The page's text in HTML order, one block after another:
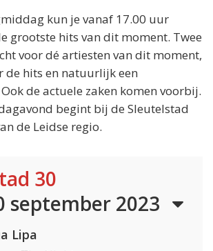
kun je vanaf 17.00 uur
grootste hits van dit moment. Twee
voor dé artiesten van dit moment,
de hits en natuurlijk een
de actuele zaken komen voorbij.
begint bij de Sleutelstad
de Leidse regio.
30
september 2023
Lipa